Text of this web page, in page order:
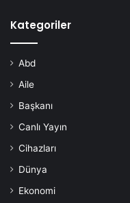
Kategoriler
Abd
Aile
Başkanı
Canlı Yayın
Cihazları
Dünya
Ekonomi